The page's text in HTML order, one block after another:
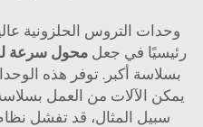
وحدات التروس الحلزونية
رئيسيًا في جعل محول سرعة
بسلاسة أكبر. توفر هذه
يمكن الآلات من العمل
سبيل المثال، قد تفشل